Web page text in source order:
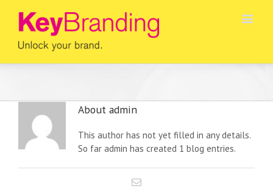
About admin
This author has not yet filled in any details.
So far admin has created 1 blog entries.
Email